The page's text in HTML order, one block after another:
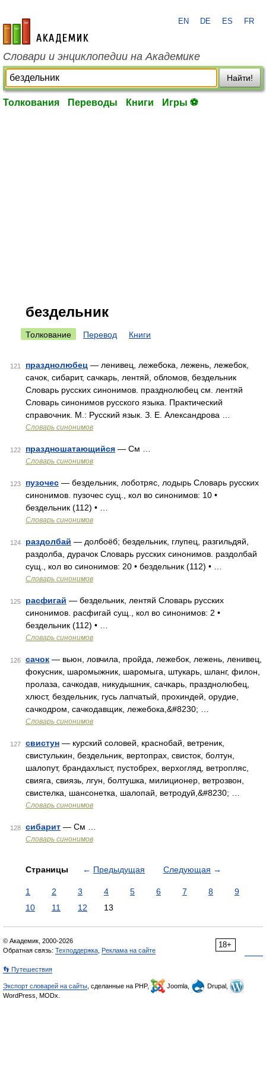
academic.ru
EN DE ES FR
Словари и энциклопедии на Академике
Найти!
Толкования Переводы Книги Игры ⚽
бездельник
Толкование Перевод Книги
121 празднолюбец — ленивец, лежебока, лежень, лежебок,
сачок, сибарит, сачкарь, лентяй, обломов, бездельник
Словарь русских синонимов. празднолюбец см. лентяй
Словарь синонимов русского языка. Практический
справочник. М.: Русский язык. З. Е. Александрова …
Словарь синонимов
122 праздношатающийся — См …
Словарь синонимов
123 пузочес — бездельник, лоботряс, лодырь Словарь русских
синонимов. пузочес сущ., кол во синонимов: 10 •
бездельник (112) • …
Словарь синонимов
124 раздолбай — долбоёб; бездельник, глупец, разгильдяй,
раздолба, дурачок Словарь русских синонимов. раздолбай
сущ., кол во синонимов: 20 • бездельник (112) • …
Словарь синонимов
125 расфигай — бездельник, лентяй Словарь русских
синонимов. расфигай сущ., кол во синонимов: 2 •
бездельник (112) • …
Словарь синонимов
126 сачок — вьюн, ловчила, пройда, лежебок, лежень, ленивец,
фокусник, шаромыжник, шаромыга, штукарь, шланг, филон,
пролаза, сачкодав, никудышник, сачкарь, празднолюбец,
хлюст, бездельник, гусь лапчатый, прохиндей, орудие,
сачкодром, сачкодавщик, лежебока,&#8230; …
Словарь синонимов
127 свистун — курский соловей, краснобай, ветреник,
свистулькин, бездельник, вертопрах, свисток, болтун,
шалопут, брандахлыст, пустобрех, верхогляд, ветропляс,
свияга, свиязь, лгун, болтушка, милиционер, ветрозвон,
свистелка, шансонетка, шалопай, ветродуй,&#8230; …
Словарь синонимов
128 сибарит — См …
Словарь синонимов
Страницы ← Предыдущая Следующая →
1 2 3 4 5 6 7 8
9
10
11 12 13
18+
© Академик, 2000-2026
Обратная связь: Техподдержка Реклама на сайте
👣 Путешествия
Экспорт словарей на сайты , сделанные на PHP, Joomla,
Drupal,
WordPress, MODx.